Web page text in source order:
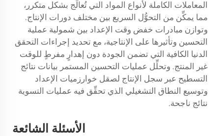
المعاملات الكاملة لأنواع المواد التي تُعالَج بشكل متكرر،
مما يمكِّن من التحوُّل السريع بين مختلف دورات الإنتاج.
وتوازن مبادرات خفض وقت الإعداد بين شمولية عملية
التحسين وتأثيرها على الإنتاجية، مع تحديد إجراءات التحقق
الدنيا الكافية التي تضمن الجودة دون إهدارٍ مفرطٍ للوقت
غير المنتج. وتحلِّل عمليات التحسين المستمر بيانات نتائج
التسطيح عبر سجل الإنتاج لصقل خوارزميات الإعداد
وتوسيع النطاق التشغيلي الذي تحقِّق فيه عمليات التسوية
نتائج ناجحة.
الأسئلة الشائعة